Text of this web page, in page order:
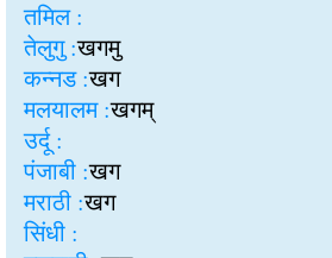
तमिल :
तेलुगु :खगमु
कन्नड :खग
मलयालम :खगम्
उर्दू :
पंजाबी :खग
मराठी :खग
सिंधी :